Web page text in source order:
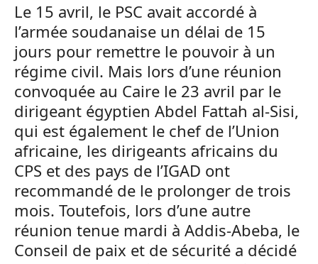
Le 15 avril, le PSC avait accordé à
l’armée soudanaise un délai de 15
jours pour remettre le pouvoir à un
régime civil. Mais lors d’une réunion
convoquée au Caire le 23 avril par le
dirigeant égyptien Abdel Fattah al-Sisi,
qui est également le chef de l’Union
africaine, les dirigeants africains du
CPS et des pays de l’IGAD ont
recommandé de le prolonger de trois
mois. Toutefois, lors d’une autre
réunion tenue mardi à Addis-Abeba, le
Conseil de paix et de sécurité a décidé